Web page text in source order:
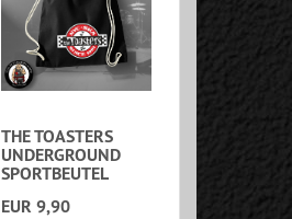
THE TOASTERS
UNDERGROUND
SPORTBEUTEL
EUR 9,90